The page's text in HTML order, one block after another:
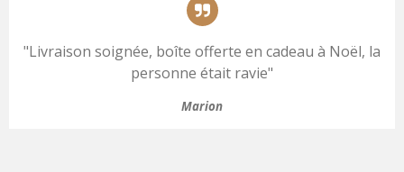
"Livraison soignée, boîte offerte en cadeau à Noël, la
personne était ravie"
Marion